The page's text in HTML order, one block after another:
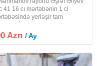
41 16 cı mərtəbənin 1 ci
yerləşir tam
kondisoner internet
soyuducu kiçik mətbəxi
Azn/ Ay